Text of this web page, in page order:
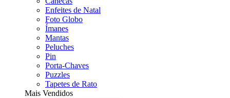
Enfeites de Natal
Foto Globo
Ímanes
Mantas
Peluches
Pin
Porta-Chaves
Puzzles
Tapetes de Rato
Mais Vendidos